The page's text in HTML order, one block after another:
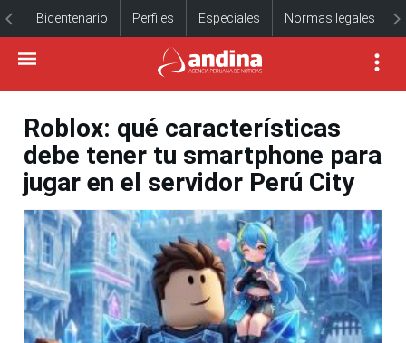
Bicentenario Perfiles Especiales Normas legales
Roblox: qué características
debe tener tu smartphone para
jugar en el servidor Perú City